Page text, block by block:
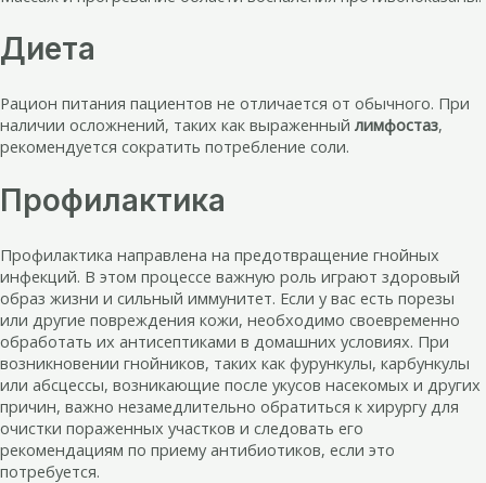
Диета
Рацион питания пациентов не отличается от обычного. При
наличии осложнений, таких как выраженный лимфостаз,
рекомендуется сократить потребление соли.
Профилактика
Профилактика направлена на предотвращение гнойных
инфекций. В этом процессе важную роль играют здоровый
образ жизни и сильный иммунитет. Если у вас есть порезы
или другие повреждения кожи, необходимо своевременно
обработать их антисептиками в домашних условиях. При
возникновении гнойников, таких как фурункулы, карбункулы
или абсцессы, возникающие после укусов насекомых и других
причин, важно незамедлительно обратиться к хирургу для
очистки пораженных участков и следовать его
рекомендациям по приему антибиотиков, если это
потребуется.